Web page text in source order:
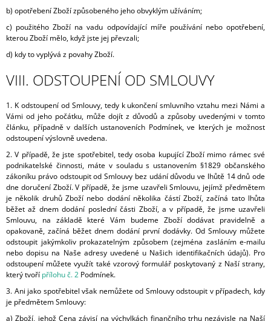
b) opotřebení Zboží způsobeného jeho obvyklým užíváním;
c) použitého Zboží na vadu odpovídající míře používání nebo opotřebení,
kterou Zboží mělo, když jste jej převzali;
d) kdy to vyplývá z povahy Zboží.
VIII. ODSTOUPENÍ OD SMLOUVY
1. K odstoupení od Smlouvy, tedy k ukončení smluvního vztahu mezi Námi a
Vámi od jeho počátku, může dojít z důvodů a způsoby uvedenými v tomto
článku, případně v dalších ustanoveních Podmínek, ve kterých je možnost
odstoupení výslovně uvedena.
2.V případě, že jste spotřebitel, tedy osoba kupující Zboží mimo rámec své
podnikatelské činnosti, máte v souladu s ustanovením §1829 občanského
zákoníku právo odstoupit od Smlouvy bez udání důvodu ve lhůtě 14 dnů ode
dne doručení Zboží. V případě, že jsme uzavřeli Smlouvu, jejímž předmětem
je několik druhů Zboží nebo dodání několika částí Zboží, začíná tato lhůta
běžet až dnem dodání poslední části Zboží, a v případě, že jsme uzavřeli
Smlouvu, na základě které Vám budeme Zboží dodávat pravidelně a
opakovaně, začíná běžet dnem dodání první dodávky. Od Smlouvy můžete
odstoupit jakýmkoliv prokazatelným způsobem (zejména zasláním e-mailu
nebo dopisu na Naše adresy uvedené u Našich identifikačních údajů). Pro
odstoupení můžete využít také vzorový formulář poskytovaný z Naší strany,
který tvoří přílohu č. 2 Podmínek.
3. Ani jako spotřebitel však nemůžete od Smlouvy odstoupit v případech, kdy
je předmětem Smlouvy:
a) Zboží, jehož Cena závisí na výchylkách finančního trhu nezávisle na Naší